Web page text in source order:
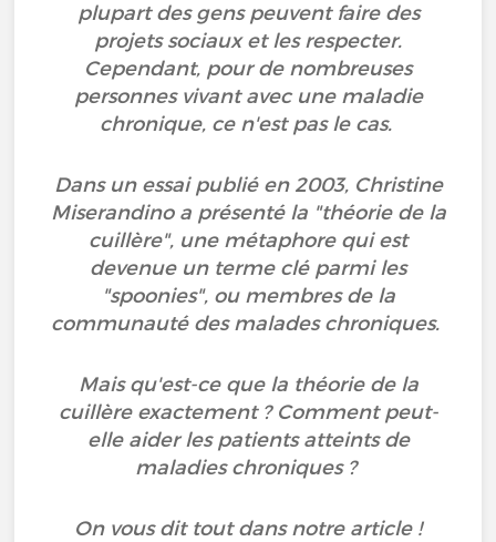
plupart des gens peuvent faire des
projets sociaux et les respecter.
Cependant, pour de nombreuses
personnes vivant avec une maladie
chronique, ce n'est pas le cas.
Dans un essai publié en 2003, Christine
Miserandino a présenté la "théorie de la
cuillère", une métaphore qui est
devenue un terme clé parmi les
"spoonies", ou membres de la
communauté des malades chroniques.
Mais qu'est-ce que la théorie de la
cuillère exactement ? Comment peut-
elle aider les patients atteints de
maladies chroniques ?
On vous dit tout dans notre article !